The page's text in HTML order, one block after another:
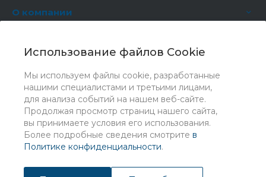
Использование файлов Cookie
Мы используем файлы cookie, разработанные
нашими специалистами и третьими лицами,
для анализа событий на нашем веб-сайте.
Продолжая просмотр страниц нашего сайта,
вы принимаете условия его использования.
Более подробные сведения смотрите в
Политике конфиденциальности.
О компании
Услуги